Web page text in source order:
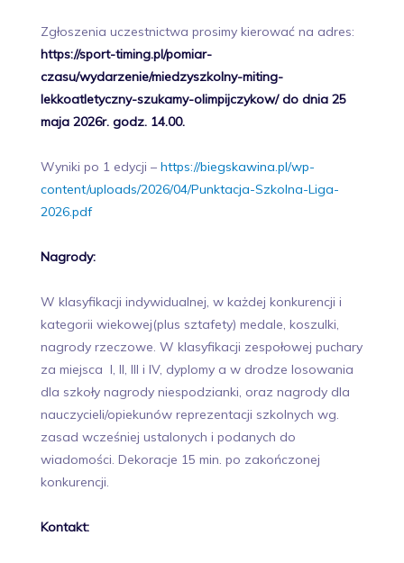
Zgłoszenia uczestnictwa prosimy kierować na adres:
https://sport-timing.pl/pomiar-
czasu/wydarzenie/miedzyszkolny-miting-
lekkoatletyczny-szukamy-olimpijczykow/ do dnia 25
maja 2026r. godz. 14.00.
Wyniki po 1 edycji – https://biegskawina.pl/wp-
content/uploads/2026/04/Punktacja-Szkolna-Liga-
2026.pdf
Nagrody:
W klasyfikacji indywidualnej, w każdej konkurencji i
kategorii wiekowej(plus sztafety) medale, koszulki,
nagrody rzeczowe. W klasyfikacji zespołowej puchary
za miejsca I, II, III i IV, dyplomy a w drodze losowania
dla szkoły nagrody niespodzianki, oraz nagrody dla
nauczycieli/opiekunów reprezentacji szkolnych wg.
zasad wcześniej ustalonych i podanych do
wiadomości. Dekoracje 15 min. po zakończonej
konkurencji.
Kontakt: